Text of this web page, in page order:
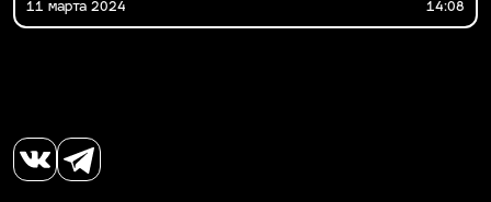
11 марта 2024 14:08